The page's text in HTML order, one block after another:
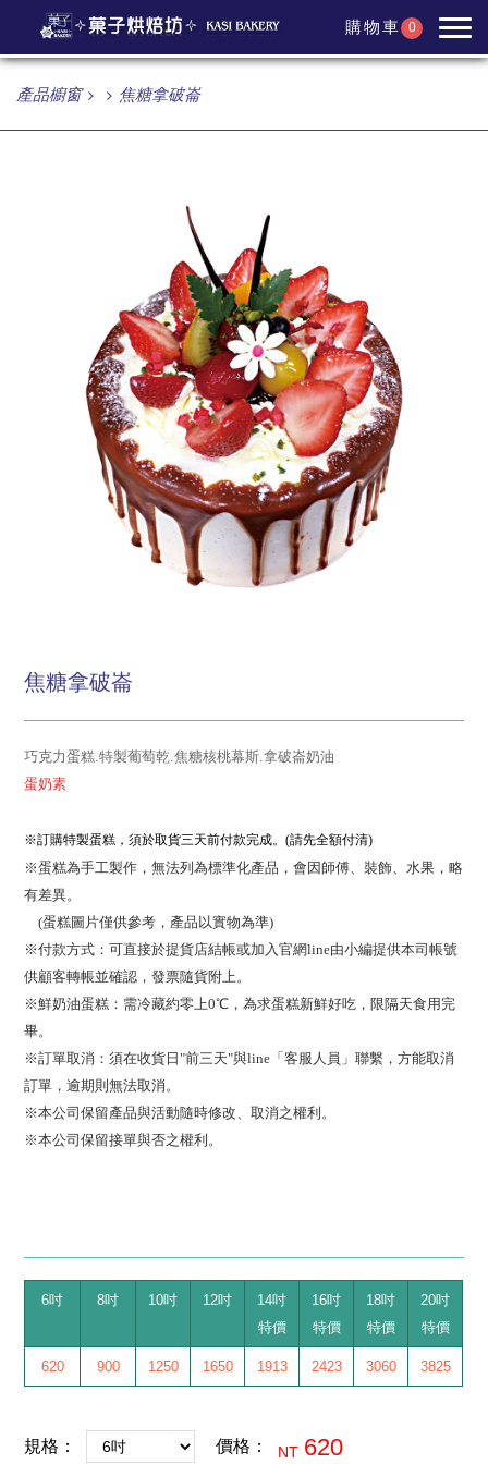
購物車 0
產品櫥窗 焦糖拿破崙
焦糖拿破崙
巧克力蛋糕.特製葡萄乾.焦糖核桃幕斯.拿破崙奶油
蛋奶素
※訂購特製蛋糕，須於取貨三天前付款完成。(請先全額付清)
※蛋糕為手工製作，無法列為標準化產品，會因師傅、裝飾、水果，略
有差異。
(蛋糕圖片僅供參考，產品以實物為準)
※付款方式：可直接於提貨店結帳或加入官網line由小編提供本司帳號
供顧客轉帳並確認 ，發票隨貨附上。
※鮮奶油蛋糕：需冷藏約零上0℃，為求蛋糕新鮮好吃，限隔天食用完
畢。
※訂單取消：須在收貨日"前三天"與line「客服人員」聯繫，方能取消
訂單，逾期則無法取消。
※本公司保留產品與活動隨時修改、取消之權利。
※本公司保留接單與否之權利。
6吋 8吋 10吋 12吋
14吋
特價
16吋
特價
18吋
特價
20吋
特價
620 900 1250 1650 1913 2423 3060 3825
規格： 價格： NT 620